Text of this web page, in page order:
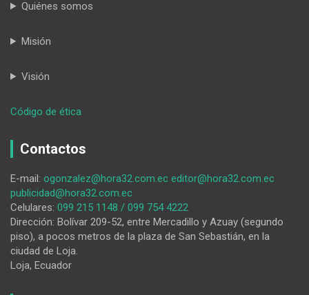
Quiénes somos
Misión
Visión
Código de ética
llevaba,
madrugada,
20
toneladas
de
material
Contactos
E-mail: ogonzalez@hora32.com.ec editor@hora32.com.ec
publicidad@hora32.com.ec
Celulares: 099 215 1148 / 099 754 4222
Dirección: Bolívar 209-52, entre Mercadillo y Azuay (segundo
piso), a pocos metros de la plaza de San Sebastián, en la
ciudad de Loja.
Loja, Ecuador